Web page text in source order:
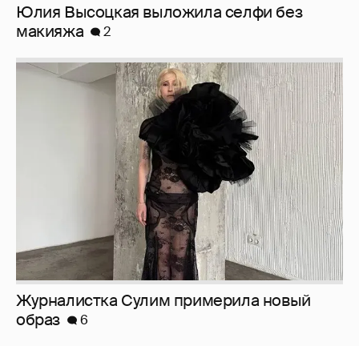
Юлия Высоцкая выложила селфи без
макияжа
2
Журналистка Сулим примерила новый
образ
6